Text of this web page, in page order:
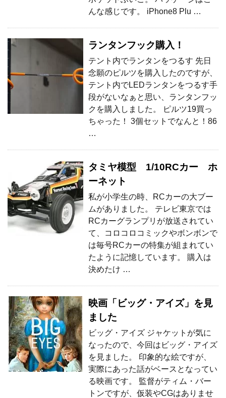
んな感じです。 iPhone8 Plu …
ランタンフック購入！
テント内でランタンをつるす 先日
念願のピルツを購入したのですが、
テント内でLEDランタンをつるす手
段がないなぁと思い、ランタンフッ
クを購入しました。 ピルツ19買っ
ちゃった！ 3個セットでなんと！86
…
タミヤ模型 1/10RCカー ホ
ーネット
私が小学生の時、RCカーの大ブー
ムがありました。 テレビ東京では
RCカーグランプリが放送されてい
て、コロコロコミックやボンボンで
は毎号RCカーの特集が組まれてい
たように記憶しています。 購入は
決めたけ …
映画「ビッグ・アイズ」を見
ました
ビッグ・アイズ ジャケットが気に
なったので、今回はビッグ・アイズ
を見ました。 印象的な絵ですが、
実際にあった話がベースとなってい
る映画です。 監督がティム・バー
トンですが、仮装やCGはありませ